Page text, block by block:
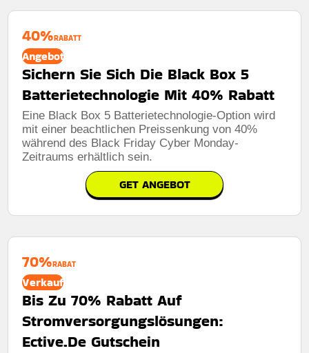
40%RABATT
Angebot
Sichern Sie Sich Die Black Box 5
Batterietechnologie Mit 40% Rabatt
Eine Black Box 5 Batterietechnologie-Option wird
mit einer beachtlichen Preissenkung von 40%
während des Black Friday Cyber ​​Monday-
Zeitraums erhältlich sein.
GET ANGEBOT
70%RABAT
Verkauf
Bis Zu 70% Rabatt Auf
Stromversorgungslösungen:
Ective.De Gutschein